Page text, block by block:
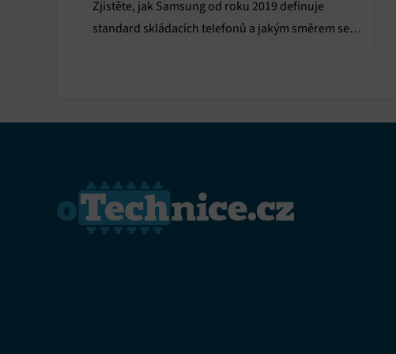
Zjistěte, jak Samsung od roku 2019 definuje
standard skládacích telefonů a jakým směrem se